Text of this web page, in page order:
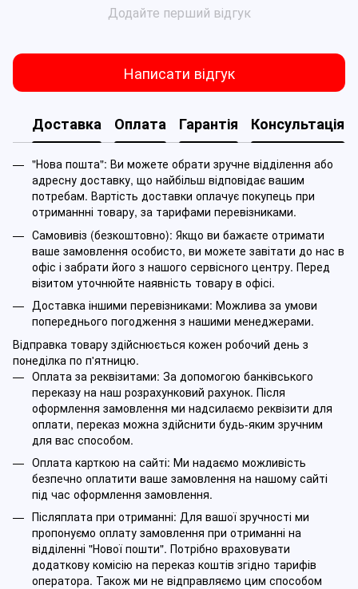
Додайте перший відгук
Написати відгук
Доставка Оплата Гарантія Консультація
"Нова пошта": Ви можете обрати зручне відділення або
адресну доставку, що найбільш відповідає вашим
потребам. Вартість доставки оплачує покупець при
отриманнні товару, за тарифами перевізниками.
Самовивіз (безкоштовно): Якщо ви бажаєте отримати
ваше замовлення особисто, ви можете завітати до нас в
офіс і забрати його з нашого сервісного центру. Перед
візитом уточнюйте наявність товару в офісі.
Доставка іншими перевізниками: Можлива за умови
попереднього погодження з нашими менеджерами.
Відправка товару здійснюється кожен робочий день з
понеділка по п'ятницю.
Оплата за реквізитами: За допомогою банківського
переказу на наш розрахунковий рахунок. Після
оформлення замовлення ми надсилаємо реквізити для
оплати, переказ можна здійснити будь-яким зручним
для вас способом.
Оплата карткою на сайті: Ми надаємо можливість
безпечно оплатити ваше замовлення на нашому сайті
під час оформлення замовлення.
Післяплата при отриманні: Для вашої зручності ми
пропонуємо оплату замовлення при отриманні на
відділенні "Нової пошти". Потрібно враховувати
додаткову комісію на переказ коштів згідно тарифів
оператора. Також ми не відправляємо цим способом